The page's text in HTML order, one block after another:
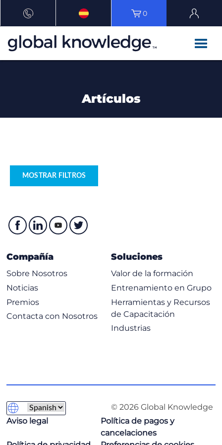
0
Artículos
MOSTRAR FILTROS
Compañía
Sobre Nosotros
Noticias
Premios
Contacta con Nosotros
Soluciones
Valor de la formación
Entrenamiento en Grupo
Herramientas y Recursos
de Capacitación
Industrias
© 2026 Global Knowledge
Aviso legal
Política de pagos y
cancelaciones